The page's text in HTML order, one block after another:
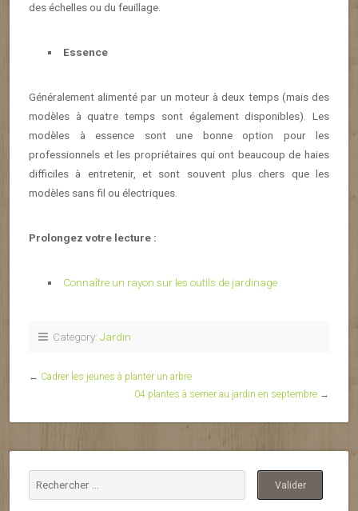
des échelles ou du feuillage.
Essence
Généralement alimenté par un moteur à deux temps (mais des
modèles à quatre temps sont également disponibles). Les
modèles à essence sont une bonne option pour les
professionnels et les propriétaires qui ont beaucoup de haies
difficiles à entretenir, et sont souvent plus chers que les
modèles sans fil ou électriques.
Prolongez votre lecture :
Connaître un rayon sur les outils de jardinage
Category: Jardin
← Cadrer les jeunes à planter un arbre
04 plantes à semer au jardin en septembre →